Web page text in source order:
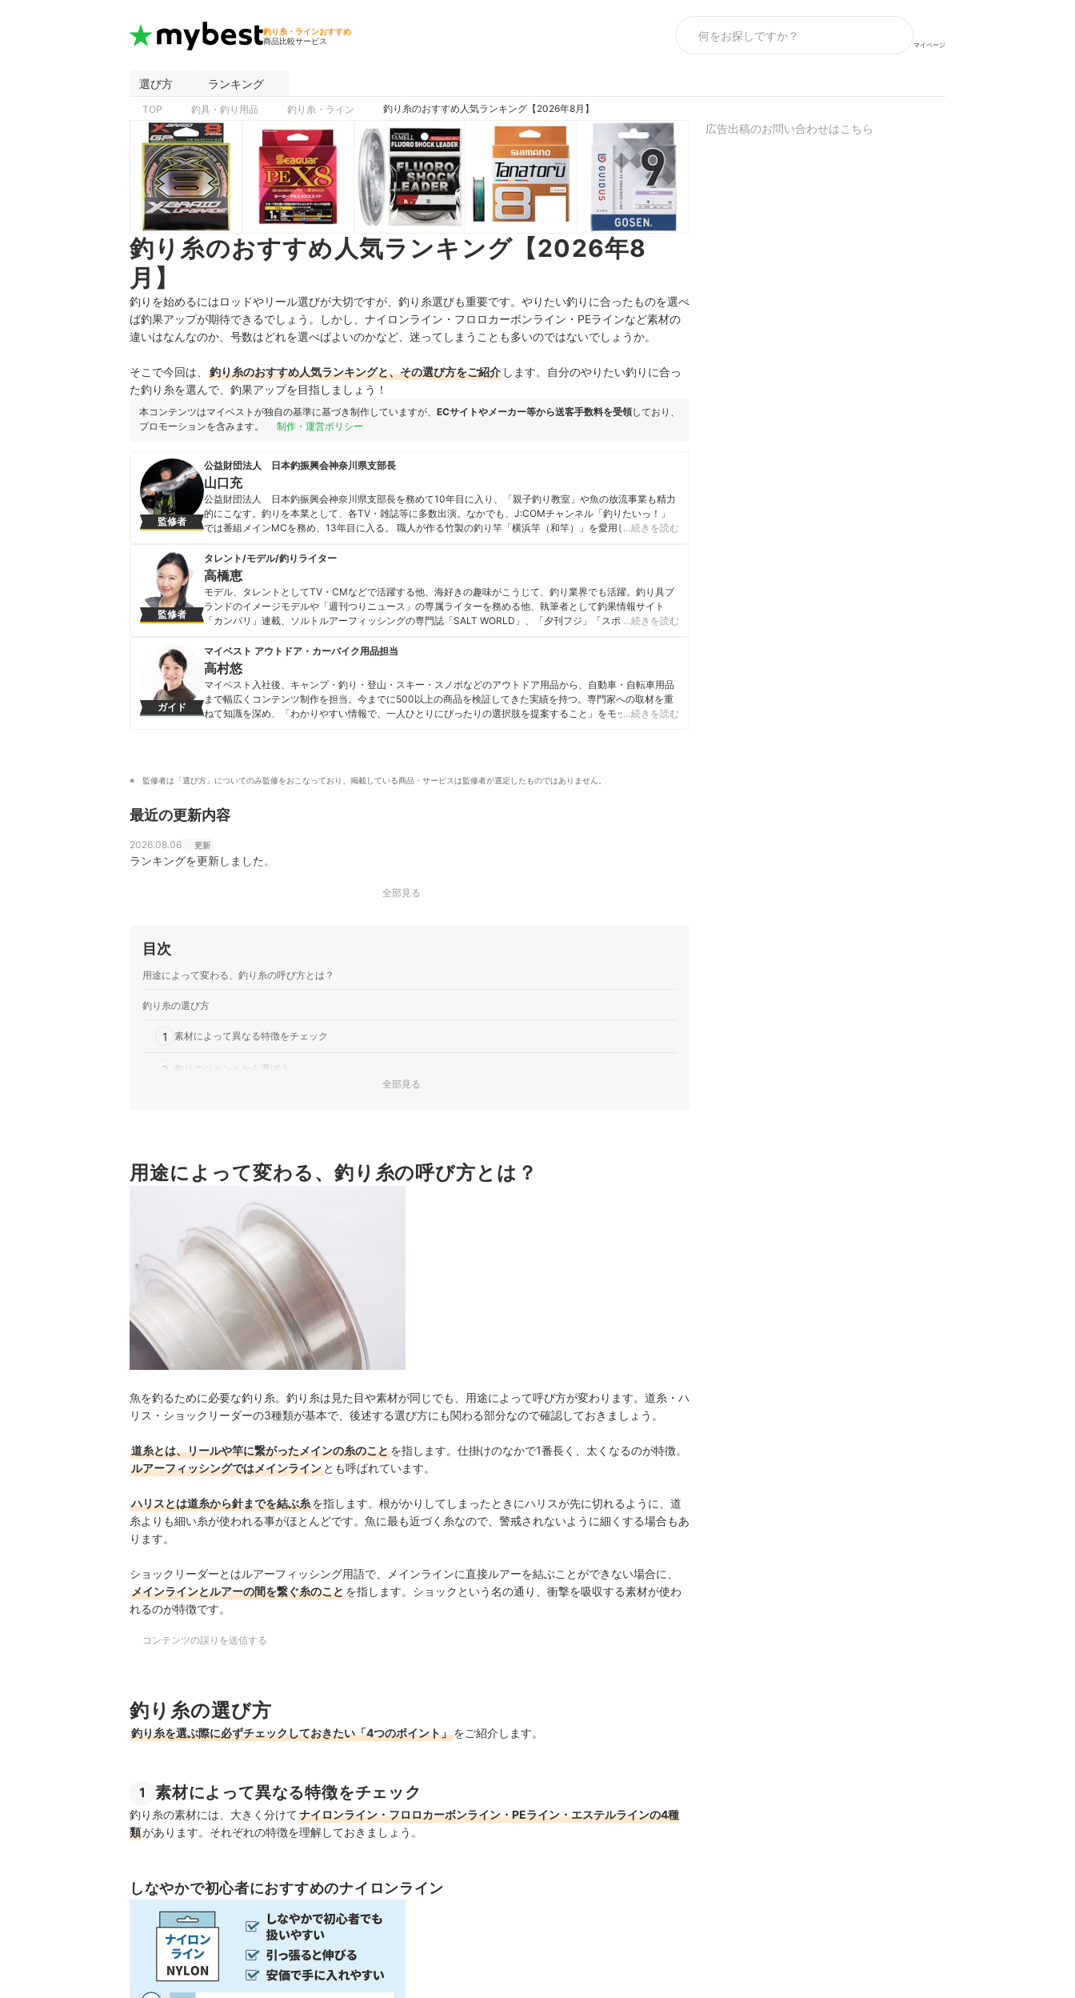
釣り糸・ラインおすすめ
商品比較サービス
マイページ
選び方 ランキング
TOP 釣具・釣り用品 釣り糸・ライン 釣り糸のおすすめ人気ランキング【2026年8月】
釣り糸のおすすめ人気ランキング【2026年8
月】
釣りを始めるにはロッドやリール選びが大切ですが、釣り糸選びも重要です。やりたい釣りに合ったものを選べ
ば釣果アップが期待できるでしょう。しかし、ナイロンライン・フロロカーボンライン・PEラインなど素材の
違いはなんなのか、号数はどれを選べばよいのかなど、迷ってしまうことも多いのではないでしょうか。
そこで今回は、 釣り糸のおすすめ人気ランキングと、その選び方をご紹介 します。自分のやりたい釣りに合っ
た釣り糸を選んで、釣果アップを目指しましょう！
本コンテンツはマイベストが独自の基準に基づき制作していますが、 ECサイトやメーカー等から送客手数料を受領しており、
プロモーションを含みます。
制作・運営ポリシー
監修者
公益財団法人 日本釣振興会神奈川県支部長
山口充
公益財団法人 日本釣振興会神奈川県支部長を務めて10年目に入り、「親子釣り教室」や魚の放流事業も精力
的にこなす。釣りを本業として、各TV・雑誌等に多数出演。なかでも、J:COMチャンネル「釣りたいっ！」
では番組メインMCを務め、13年目に入る。 職人が作る竹製の釣り竿「横浜竿（和竿）」を愛用し、さまざま
身の記録を上回る、太刀魚190センチ5.13キロを横浜竿で釣り上げ、IGFA世界新記録を樹立した。
山口充のプロフィール
…続きを読む
監修者
タレント/モデル/釣りライター
高橋恵
モデル、タレントとしてTV・CMなどで活躍する他、海好きの趣味がこうじて、釣り業界でも活躍。釣り具ブ
ランドのイメージモデルや「週刊つりニュース」の専属ライターを務める他、執筆者として釣果情報サイト
「カンパリ」連載、ソルトルアーフィッシングの専門誌「SALT WORLD」、「夕刊フジ」「スポニチ」「オフ
（AOW）の資格を持つ。 「とっても♡めーこ」のブログ：https://ameblo.jp/megu-u11
高橋恵のプロフィール
…続きを読む
ガイド
マイベスト アウトドア・カーバイク用品担当
高村悠
マイベスト入社後、キャンプ・釣り・登山・スキー・スノボなどのアウトドア用品から、自動車・自転車用品
まで幅広くコンテンツ制作を担当。今までに500以上の商品を検証してきた実績を持つ。専門家への取材を重
ねて知識を深め、「わかりやすい情報で、一人ひとりにぴったりの選択肢を提案すること」をモットーに、コ
…続きを読む
監修者は「選び方」についてのみ監修をおこなっており、掲載している商品・サービスは監修者が選定したものではありません。
最近の更新内容
2026.08.06 更新
ランキングを更新しました。
全部見る
目次
用途によって変わる、釣り糸の呼び方とは？
釣り糸の選び方
1 素材によって異なる特徴をチェック
2 釣りのジャンルから選ぼう
釣り糸全139商品おすすめ人気ランキング
ターゲット別の釣り糸もチェック！
釣り糸の売れ筋ランキングもチェック！
全部見る
用途によって変わる、釣り糸の呼び方とは？
魚を釣るために必要な釣り糸。釣り糸は見た目や素材が同じでも、用途によって呼び方が変わります。道糸・ハ
リス・ショックリーダーの3種類が基本で、後述する選び方にも関わる部分なので確認しておきましょう。
道糸とは、リールや竿に繋がったメインの糸のことを指します。仕掛けのなかで1番長く、太くなるのが特徴。
ルアーフィッシングではメインライン とも呼ばれています。
ハリスとは道糸から針までを結ぶ糸を指します。根がかりしてしまったときにハリスが先に切れるように、道
糸よりも細い糸が使われる事がほとんどです。魚に最も近づく糸なので、警戒されないように細くする場合もあ
ります。
ショックリーダーとはルアーフィッシング用語で、メインラインに直接ルアーを結ぶことができない場合に、
メインラインとルアーの間を繋ぐ糸のことを指します。ショックという名の通り、衝撃を吸収する素材が使わ
れるのが特徴です。
コンテンツの誤りを送信する
釣り糸の選び方
釣り糸を選ぶ際に必ずチェックしておきたい「4つのポイント」をご紹介します。
1 素材によって異なる特徴をチェック
釣り糸の素材には、大きく分けてナイロンライン・フロロカーボンライン・PEライン・エステルラインの4種
類があります。それぞれの特徴を理解しておきましょう。
しなやかで初心者におすすめのナイロンライン
広告出稿のお問い合わせはこちら